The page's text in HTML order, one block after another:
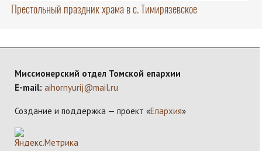
Престольный праздник храма в с. Тимирязевское
Миссионерский отдел Томской епархии
E-mail: aihornyurij@mail.ru
Создание и поддержка — проект «Епархия»